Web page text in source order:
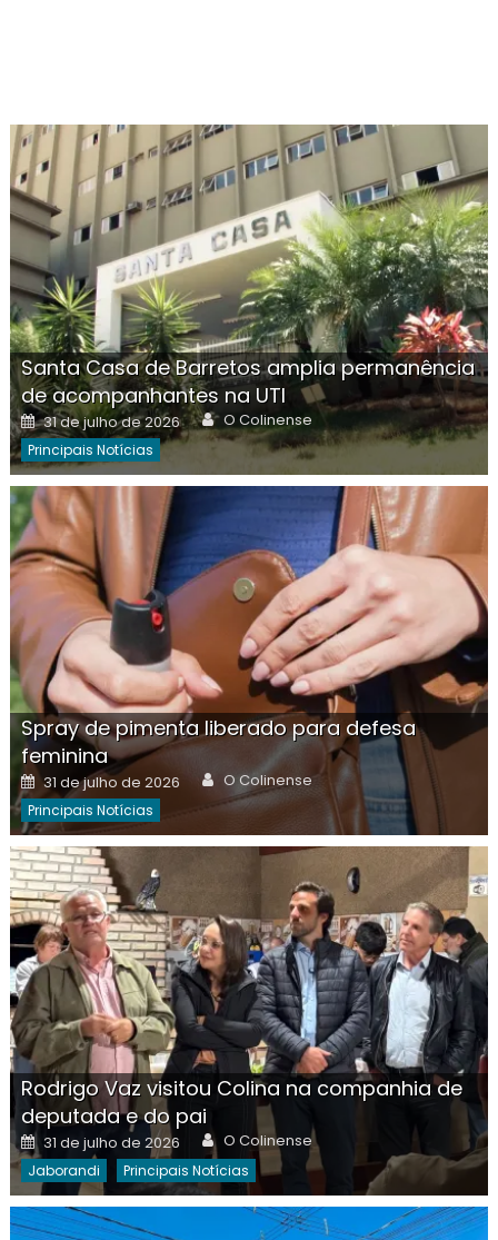
Santa Casa de Barretos amplia permanência
de acompanhantes na UTI
Posted
on
31 de julho de 2026 Author
O Colinense
Principais Notícias
Spray de pimenta liberado para defesa
feminina
Posted
on
31 de julho de 2026 Author
O Colinense
Principais Notícias
Rodrigo Vaz visitou Colina na companhia de
deputada e do pai
Posted
on
31 de julho de 2026 Author
O Colinense
Jaborandi Principais Notícias